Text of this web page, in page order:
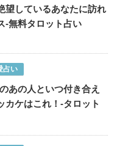
望しているあなたに訪れ
-無料タロット占い
占い
あの人といつ付き合え
カケはこれ！-タロット